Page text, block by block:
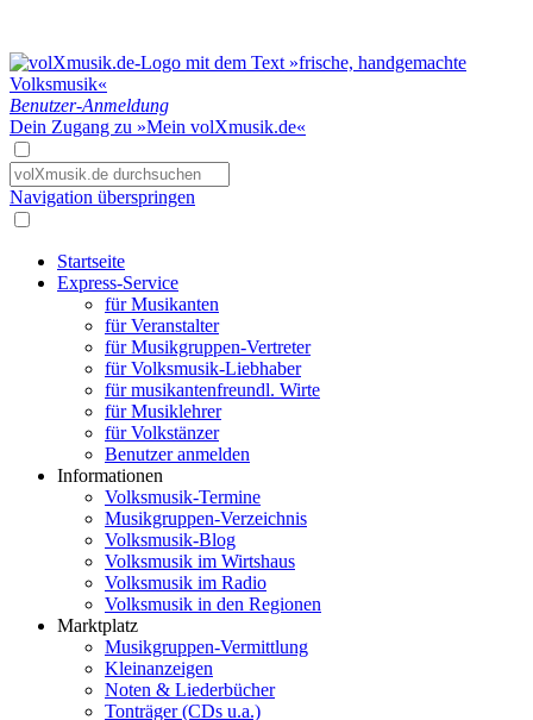
Benutzer-Anmeldung
Dein Zugang zu »Mein volXmusik.de«
Navigation überspringen
Startseite
Express-Service
für Musikanten
für Veranstalter
für Musikgruppen-Vertreter
für Volksmusik-Liebhaber
für musikantenfreundl. Wirte
für Musiklehrer
für Volkstänzer
Benutzer anmelden
Informationen
Volksmusik-Termine
Musikgruppen-Verzeichnis
Volksmusik-Blog
Volksmusik im Wirtshaus
Volksmusik im Radio
Volksmusik in den Regionen
Marktplatz
Musikgruppen-Vermittlung
Kleinanzeigen
Noten & Liederbücher
Tonträger (CDs u.a.)